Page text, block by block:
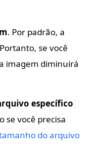
. Por padrão, a
se você
imagem diminuirá
específico
se você precisa
do arquivo